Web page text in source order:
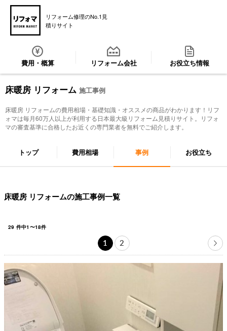
リフォーム修理のNo.1見
積りサイト
費用・概算 リフォーム会社 お役立ち情報
床暖房 リフォーム 施工事例
床暖房 リフォームの費用相場・基礎知識・オススメの商品がわかります！リフ
ォマは毎月60万人以上が利用する日本最大級リフォーム見積りサイト。リフォ
マの審査基準に合格したお近くの専門業者を無料でご紹介します。
トップ 費用相場 事例 お役立ち
床暖房 リフォームの施工事例一覧
29 件中1 〜18件
1 2